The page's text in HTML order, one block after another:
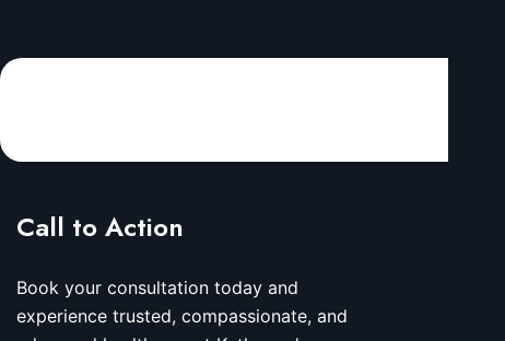
Call to Action
Book your consultation today and
experience trusted, compassionate, and